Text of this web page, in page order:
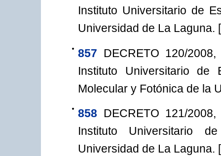
Instituto Universitario de
Universidad de La Laguna. [
857 DECRETO 120/
Instituto Universitario de
Molecular y Fotónica de la
858 DECRETO 121/
Instituto Universitario
Universidad de La Laguna. [